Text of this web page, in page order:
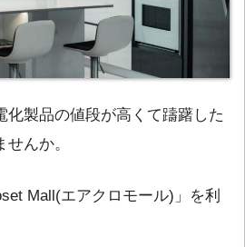
化製品の値段が高くて躊躇した
んか。
Mall(エアクロモール)」を利